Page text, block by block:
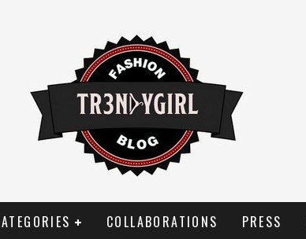
COLLABORATIONS PRESS